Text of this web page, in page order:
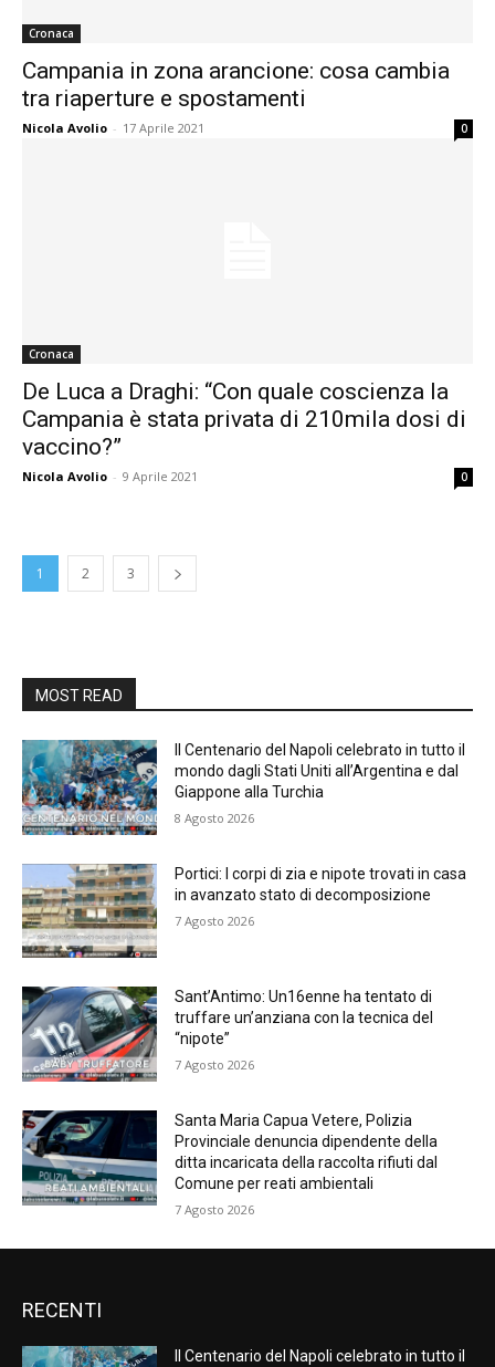
Cronaca
Campania in zona arancione: cosa cambia
tra riaperture e spostamenti
Nicola Avolio - 17 Aprile 2021 0
Cronaca
De Luca a Draghi: “Con quale coscienza la
Campania è stata privata di 210mila dosi di
vaccino?”
Nicola Avolio - 9 Aprile 2021 0
1 2 3
MOST READ
Il Centenario del Napoli celebrato in tutto il
mondo dagli Stati Uniti all’Argentina e dal
Giappone alla Turchia
8 Agosto 2026
Portici: I corpi di zia e nipote trovati in casa
in avanzato stato di decomposizione
7 Agosto 2026
Sant’Antimo: Un16enne ha tentato di
truffare un’anziana con la tecnica del
“nipote”
7 Agosto 2026
Santa Maria Capua Vetere, Polizia
Provinciale denuncia dipendente della
ditta incaricata della raccolta rifiuti dal
Comune per reati ambientali
7 Agosto 2026
RECENTI
Il Centenario del Napoli celebrato in tutto il